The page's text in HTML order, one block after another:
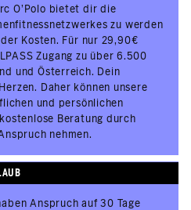
O'Polo bietet dir die
zu werden
Kosten. Für nur 29,90€
Zugang zu über 6.500
und Österreich. Dein
Daher können unsere
und persönlichen
Beratung durch
nehmen.
Anspruch auf 30 Tage